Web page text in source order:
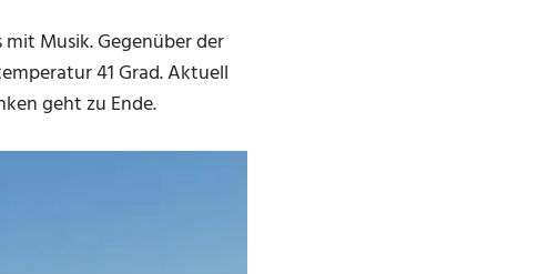
Musik. Gegenüber der
41 Grad. Aktuell
geht zu Ende.